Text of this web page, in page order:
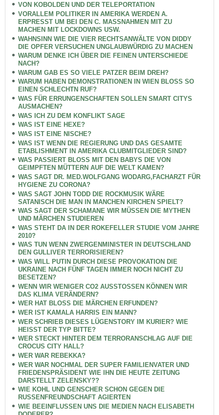
VON KOBOLDEN UND DER TELEPORTATION
VORALLEM POLITIKER IN AMERIKA WERDEN A.
ERPRESST UM BEI DEN C. MASSNAHMEN MIT ZU
MACHEN MIT LOCKDOWNS USW.
WAHNSINN WIE DIE VIER RECHTSANWÄLTE VON DIDDY
DIE OPFER VERSUCHEN UNGLAUBWÜRDIG ZU MACHEN
WARUM DENKE ICH ÜBER DIE FEINEN UNTERSCHIEDE
NACH?
WARUM GAB ES SO VIELE PATZER BEIM DREH?
WARUM HABEN DEMONSTRATIONEN IN WIEN BLOSS SO
EINEN SCHLECHTN RUF?
WAS FÜR ERRUNGENSCHAFTEN SOLLEN SMART CITYS
AUSMACHEN?
WAS ICH ZU DEM KONFLIKT SAGE
WAS IST EINE HEXE?
WAS IST EINE NISCHE?
WAS IST WENN DIE REGIERUNG UND DAS GESAMTE
ETABLISHMENT IN AMERIKA CLUBMITGLIEDER SIND?
WAS PASSIERT BLOSS MIT DEN BABYS DIE VON
GEIMPFTEN MÜTTERN AUF DIE WELT KAMEN?
WAS SAGT DR. MED.WOLFGANG WODARG,FACHARZT FÜR
HYGIENE ZU CORONA?
WAS SAGT JOHN TODD DIE ROCKMUSIK WÄRE
SATANISCH DIE MAN IN MANCHEN KIRCHEN SPIELT?
WAS SAGT DER SCHAMANE WIR MÜSSEN DIE MYTHEN
UND MÄRCHEN STUDIEREN
WAS STEHT DA IN DER ROKEFELLER STUDIE VOM JAHRE
2010?
WAS TUN WENN ZWERGENMINISTER IN DEUTSCHLAND
DEN GULLIVER TERRORISIEREN?
WAS WILL PUTIN DURCH DIESE PROVOKATION DIE
UKRAINE NACH FÜNF TAGEN IMMER NOCH NICHT ZU
BESETZEN?
WENN WIR WENIGER CO2 AUSSTOSSEN KÖNNEN WIR
DAS KLIMA VERÄNDERN?
WER HAT BLOSS DIE MÄRCHEN ERFUNDEN?
WER IST KAMALA HARRIS EIN MANN?
WER SCHRIEB DIESES LÜGENSTORY IM KURIER? WIE
HEISST DER TYP BITTE?
WER STECKT HINTER DEM TERRORANSCHLAG AUF DIE
CROCUS CITY HALL?
WER WAR REBEKKA?
WER WAR NOCHMAL DER SUPER FAMILIENVATER UND
FRIEDENSPRÄSIDENT WIE IHN DIE HEUTE ZEITUNG
DARSTELLT ZELENSKY??
WIE KOHL UND GENSCHER SCHON GEGEN DIE
RUSSENFREUNDSCHAFT AGIERTEN
WIE BEEINFLUSSEN UNS DIE MEDIEN NACH ELISABETH